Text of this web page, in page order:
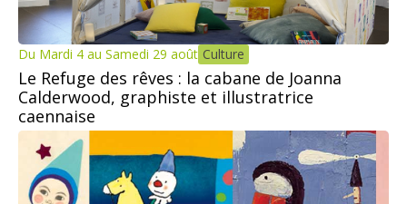
Du Mardi 4 au Samedi 29 août Culture
Le Refuge des rêves : la cabane de Joanna
Calderwood, graphiste et illustratrice
caennaise